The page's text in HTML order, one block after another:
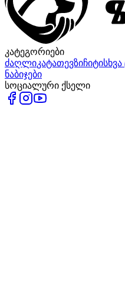
კატეგორიები
ძაღლიკატათევზიჩიტი
ნაბიჯები
სოციალური ქსელი